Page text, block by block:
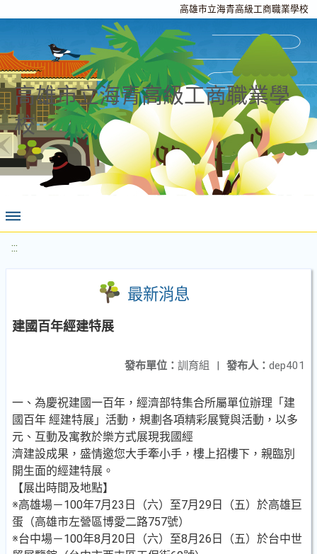
高雄市立海青高級工商職業學校
高雄市立海青高級工商職業學
校
:::
最新消息
建國百年經建特展
發布人： dep401
發布單位： 訓育組 |
一、為慶祝建國一百年，經濟部特集合所屬單位辦理「建
國百年 經建特展」活動，規劃各項精彩展覽與活動，以多
元、互動及寓教於樂方式展現我國經
濟建設成果，盛情邀您大手牽小手，樓上招樓下，親臨別
開生面的經建特展。
【展出時間及地點】
※高雄場－100年7月23日（六）至7月29日（五）於高雄巨
蛋（高雄市左營區博愛二路757號）
※台中場－100年8月20日（六）至8月26日（五）於台中世